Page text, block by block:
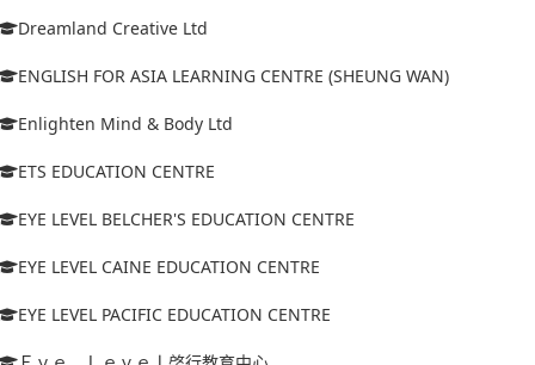
Dreamland Creative Ltd
ENGLISH FOR ASIA LEARNING CENTRE (SHEUNG WAN)
Enlighten Mind & Body Ltd
ETS EDUCATION CENTRE
EYE LEVEL BELCHER'S EDUCATION CENTRE
EYE LEVEL CAINE EDUCATION CENTRE
EYE LEVEL PACIFIC EDUCATION CENTRE